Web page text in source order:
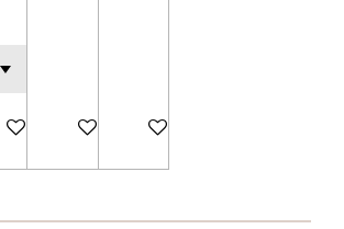
winkelwagenBekijk detailsBekijk details